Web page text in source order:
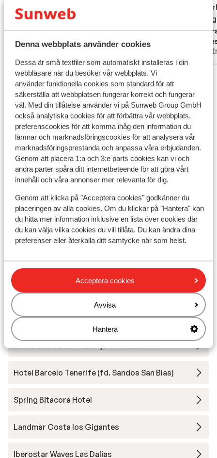
Denna webbplats använder cookies
Dessa är små textfiler som automatiskt installeras i din
webbläsare när du besöker vår webbplats. Vi
använder funktionella cookies som standard för att
säkerställa att webbplatsen fungerar korrekt och fungerar
väl. Med din tillåtelse använder vi på Sunweb Group GmbH
också analytiska cookies för att förbättra vår webbplats,
preferenscookies för att komma ihåg den information du
lämnar och marknadsföringscookies för att analysera vår
marknadsföringsprestanda och anpassa våra erbjudanden.
Genom att placera 1:a och 3:e parts cookies kan vi och
andra parter spåra ditt internetbeteende för att göra vårt
innehåll och våra annonser mer relevanta för dig.
Genom att klicka på "Acceptera cookies" godkänner du
placeringen av alla cookies. Om du klickar på "Hantera" kan
du hitta mer information inklusive en lista över cookies där
du kan välja vilka cookies du vill tillåta. Du kan ändra dina
preferenser eller återkalla ditt samtycke när som helst.
Acceptera cookies
Avvisa
Hantera
MARTIJN
Ensam förälder
harte
neemt
harte
Visa alla 50 omdömen
Andra boenden i Teneriffa
Domes Baobab Suites
Iberostar Selection Sábila - endast vuxna
Iberostar Selection Anthelia
Barceló Santiago Hotel
Bahia Principe Explore Fantasia
Landmar Playa La Arena Oceanfront Hotel
Atlantic Mirage Suites & Spa
Iberostar Waves Bouganville Playa
Hovima Cool Costa Adeje - endast vuxna
Hotel Barcelo Tenerife (fd. Sandos San Blas)
Spring Bitacora Hotel
Landmar Costa los Gigantes
Iberostar Waves Las Dalias